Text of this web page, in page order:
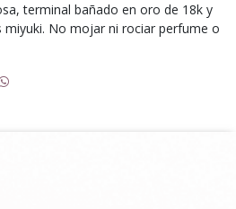
terminal bañado en oro de 18k y
No mojar ni rociar perfume o